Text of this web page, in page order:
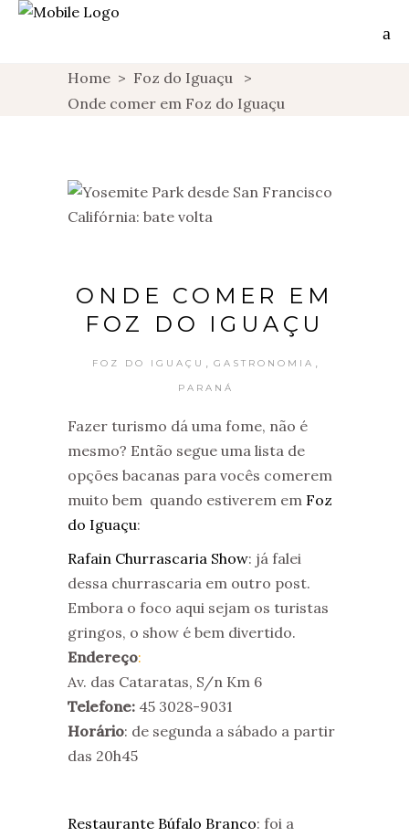
Home > Foz do Iguaçu
>
Onde comer em Foz do Iguaçu
ONDE COMER EM
FOZ DO IGUAÇU
FOZ DO IGUAÇU GASTRONOMIA
PARANÁ
Fazer turismo dá uma fome, não é
mesmo? Então segue uma lista de
opções bacanas para vocês comerem
muito bem quando estiverem em Foz
do Iguaçu:
Rafain Churrascaria Show: já falei
dessa churrascaria em outro post.
Embora o foco aqui sejam os turistas
gringos, o show é bem divertido.
Endereço:
Av. das Cataratas, S/n Km 6
Telefone: 45 3028-9031
Horário: de segunda a sábado a partir
das 20h45
Restaurante Búfalo Branco: foi a